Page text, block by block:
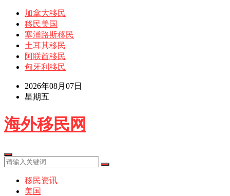
加拿大移民
移民美国
塞浦路斯移民
土耳其移民
阿联酋移民
匈牙利移民
2026年08月07日
星期五
海外移民网
移民资讯
美国